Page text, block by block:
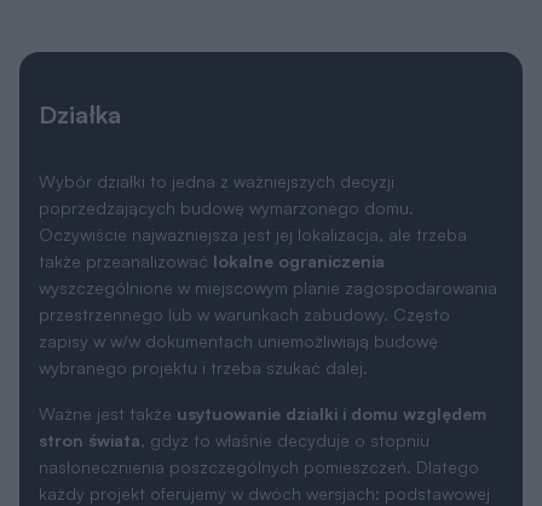
Działka
Wybór działki to jedna z ważniejszych decyzji
poprzedzających budowę wymarzonego domu.
Oczywiście najważniejsza jest jej lokalizacja, ale trzeba
także przeanalizować lokalne ograniczenia
wyszczególnione w miejscowym planie zagospodarowania
przestrzennego lub w warunkach zabudowy. Często
zapisy w w/w dokumentach uniemożliwiają budowę
wybranego projektu i trzeba szukać dalej.
Ważne jest także usytuowanie działki i domu względem
stron świata, gdyż to właśnie decyduje o stopniu
nasłonecznienia poszczególnych pomieszczeń. Dlatego
każdy projekt oferujemy w dwóch wersjach: podstawowej